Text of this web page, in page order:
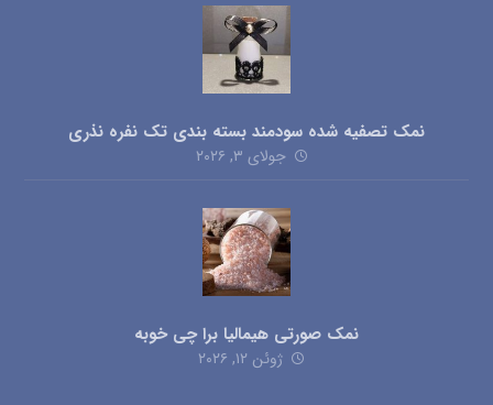
نمک تصفیه شده سودمند بسته بندی تک نفره نذری
جولای ۳, ۲۰۲۶
نمک صورتی هیمالیا برا چی خوبه
ژوئن ۱۲, ۲۰۲۶